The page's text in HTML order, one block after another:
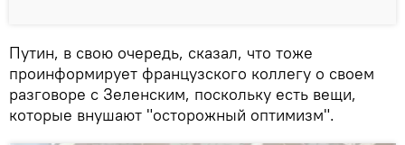
Путин, в свою очередь, сказал, что тоже
проинформирует французского коллегу о своем
разговоре с Зеленским, поскольку есть вещи,
которые внушают "осторожный оптимизм".